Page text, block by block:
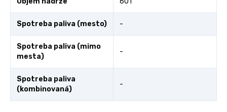
Spotreba paliva (mesto) -
Spotreba paliva (mimo
mesta)
-
Spotreba paliva
(kombinovaná)
-